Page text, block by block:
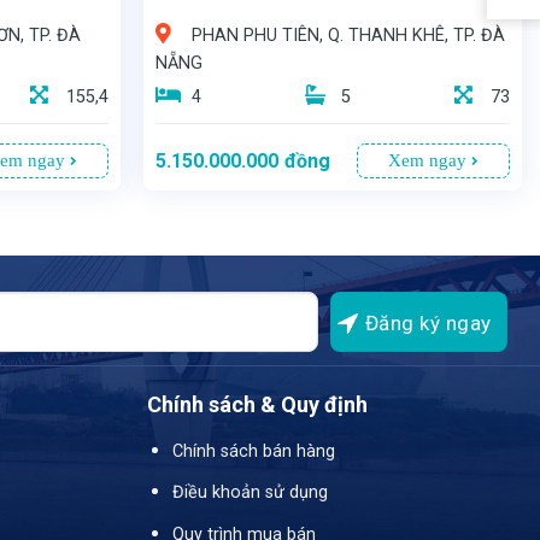
TP. ĐÀ
155,4
ngay
PHAN PHU TIÊN, Q. THANH KHÊ, TP. ĐÀ
NẴNG
4
5 73
5.150.000.000 đồng Xem ngay
Chính sách & Quy định
Chính sách bán hàng
Điều khoản sử dụng
Quy trình mua bán